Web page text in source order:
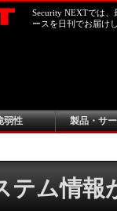
Security NEXTでは
ースを日刊でお届け
弱性 製品・サ
テム情報